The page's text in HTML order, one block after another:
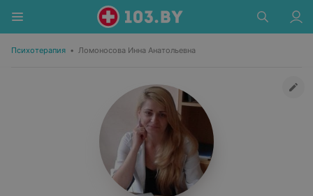
Психотерапия • Ломоносова Инна Анатольевна